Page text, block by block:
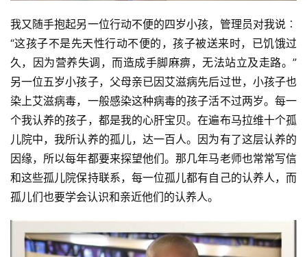
我又随手抱起另一位行动不便的四岁小孩，管理员对我说︰
“这孩子不是先天性行动不便的，孩子被送来时，已饥饿过
久，因为营养失调，而造成手脚麻痹，无法站立及走路。”
另一位五岁小孩子，父母亲已因艾滋病先后过世，小孩子也
染上艾滋病毒，一般感染这种病毒的孩子活不过两岁。每一
个我认养的孩子，都是我的心肝宝贝。在遍布马拉维十个孤
儿院中，我所认养的孤儿，达一百人。因为有了这层认养的
因缘，所以每年都要来探望他们。那几年马老师也常常写信
和这些孤儿院保持联系，每一位孤儿都有自己的认养人，而
孤儿们也要学会认识和亲近他们的认养人。